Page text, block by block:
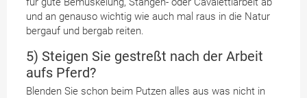
und an genauso wichtig wie auch mal raus in die Natur
bergauf und bergab reiten.
5) Steigen Sie gestreßt nach der Arbeit
aufs Pferd?
Blenden Sie schon beim Putzen alles aus was nicht in